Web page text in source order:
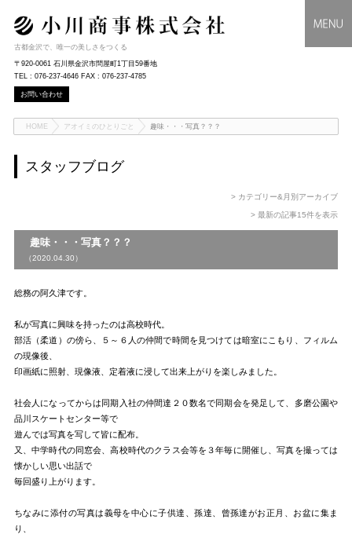
古都金沢で、唯一の美しさをつくる
〒920-0061 石川県金沢市問屋町1丁目59番地
TEL : 076-237-4646 FAX : 076-237-4785
お問い合わせ
HOME アオイミのひとりごと 趣味・・・写真？？？
スタッフブログ
> カテゴリー&月別アーカイブ
> 最新の記事15件を表示
趣味・・・写真？？？
（2020.04.30）
総務の阿久津です。
私が写真に興味を持ったのは高校時代。
部活（柔道）の傍ら、５～６人の仲間で時間を見つけては暗室にこもり、フィルム
の現像後、
印画紙に照射、現像液、定着液に浸して出来上がりを楽しみました。
社会人になってからは同期入社の仲間達２０数名で同期会を発足して、多磨公園や
品川スケートセンター等で
遊んでは写真を写して皆に配布。
又、中学時代の同窓会、高校時代のクラス会等を３年毎に開催し、写真を撮っては
懐かしい思い出話で
毎回盛り上がります。
ちなみに添付の写真は義母を中心に子供達、孫達、曾孫達がお正月、お盆に集ま
り、